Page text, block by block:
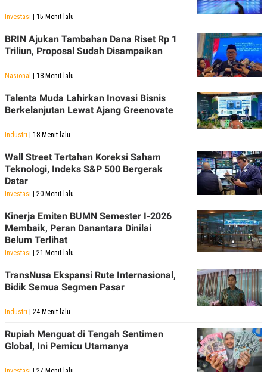
Investasi | 15 Menit lalu
BRIN Ajukan Tambahan Dana Riset Rp 1
Triliun, Proposal Sudah Disampaikan
Nasional | 18 Menit lalu
Talenta Muda Lahirkan Inovasi Bisnis
Berkelanjutan Lewat Ajang Greenovate
Industri | 18 Menit lalu
Wall Street Tertahan Koreksi Saham
Teknologi, Indeks S&P 500 Bergerak
Datar
Investasi | 20 Menit lalu
Kinerja Emiten BUMN Semester I-2026
Membaik, Peran Danantara Dinilai
Belum Terlihat
Investasi | 21 Menit lalu
TransNusa Ekspansi Rute Internasional,
Bidik Semua Segmen Pasar
Industri | 24 Menit lalu
Rupiah Menguat di Tengah Sentimen
Global, Ini Pemicu Utamanya